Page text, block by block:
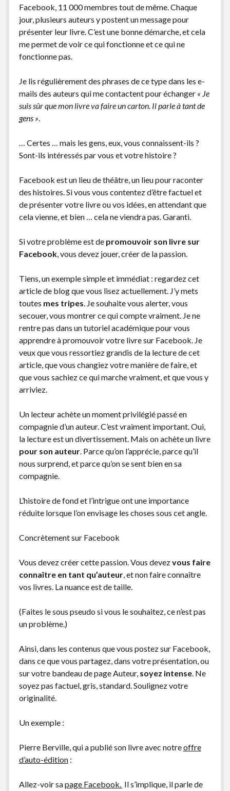
Facebook, 11 000 membres tout de même. Chaque
jour, plusieurs auteurs y postent un message pour
présenter leur livre. C’est une bonne démarche, et cela
me permet de voir ce qui fonctionne et ce qui ne
fonctionne pas.
Je lis régulièrement des phrases de ce type dans les e-
mails des auteurs qui me contactent pour échanger « Je
suis sûr que mon livre va faire un carton. Il parle à tant de
gens ».
… Certes … mais les gens, eux, vous connaissent-ils ?
Sont-ils intéressés par vous et votre histoire ?
Facebook est un lieu de théâtre, un lieu pour raconter
des histoires. Si vous vous contentez d’être factuel et
de présenter votre livre ou vos idées, en attendant que
cela vienne, et bien … cela ne viendra pas. Garanti.
Si votre problème est de promouvoir son livre sur
Facebook, vous devez jouer, créer de la passion.
Tiens, un exemple simple et immédiat : regardez cet
article de blog que vous lisez actuellement. J’y mets
toutes mes tripes. Je souhaite vous alerter, vous
secouer, vous montrer ce qui compte vraiment. Je ne
rentre pas dans un tutoriel académique pour vous
apprendre à promouvoir votre livre sur Facebook. Je
veux que vous ressortiez grandis de la lecture de cet
article, que vous changiez votre manière de faire, et
que vous sachiez ce qui marche vraiment, et que vous y
arriviez.
Un lecteur achète un moment privilégié passé en
compagnie d’un auteur. C’est vraiment important. Oui,
la lecture est un divertissement. Mais on achète un livre
pour son auteur. Parce qu’on l’apprécie, parce qu’il
nous surprend, et parce qu’on se sent bien en sa
compagnie.
L’histoire de fond et l’intrigue ont une importance
réduite lorsque l’on envisage les choses sous cet angle.
Concrètement sur Facebook
Vous devez créer cette passion. Vous devezvous faire
connaître en tant qu’auteur, et non faire connaître
vos livres. La nuance est de taille.
(Faites le sous pseudo si vous le souhaitez, ce n’est pas
un problème.)
Ainsi, dans les contenus que vous postez sur Facebook,
dans ce que vous partagez, dans votre présentation, ou
sur votre bandeau de page Auteur, soyez intense. Ne
soyez pas factuel, gris, standard. Soulignez votre
originalité.
Un exemple :
Pierre Berville, qui a publié son livre avec notreoffre
d’auto-édition:
Allez-voir sapage Facebook. Il s’implique, il parle de